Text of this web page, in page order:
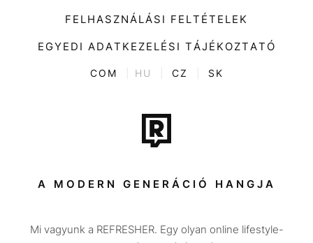
Divat
Kultúra
ENTR
Tech-Tudomány
Sport
Társadalom
Utazás
FELHASZNÁLÁSI FELTÉTELEK
EGYEDI ADATKEZELÉSI TÁJÉKOZTATÓ
COM HU CZ SK
A MODERN GENERÁCIÓ HANGJA
Mi vagyunk a REFRESHER. Egy olyan online lifestyle-